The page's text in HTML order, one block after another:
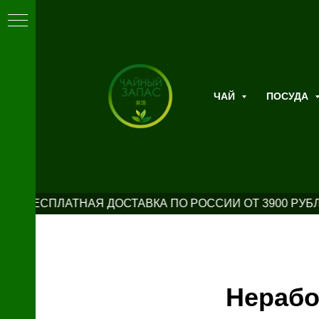
ЧАЙ ПОСУДА
БЕСПЛАТНАЯ ДОСТАВКА ПО РОССИИ ОТ 3900